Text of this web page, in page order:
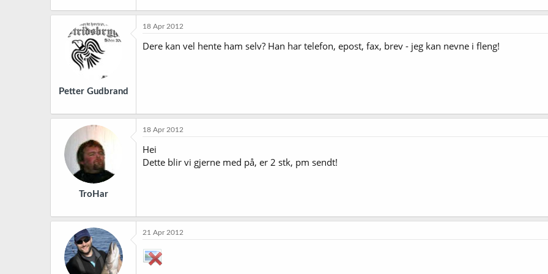
Petter Gudbrand
18 Apr 2012
Dere kan vel hente ham selv? Han har telefon, epost, fax, brev - jeg kan nevne i fleng!
TroHar
18 Apr 2012
Hei
Dette blir vi gjerne med på, er 2 stk, pm sendt!
21 Apr 2012